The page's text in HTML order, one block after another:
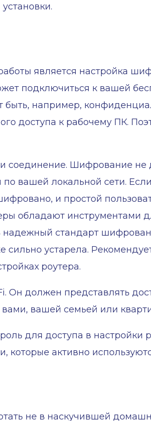
является настройка
подключиться к вашей
быть, например,
доступа к рабочему ПК.
соединение. Шифрование не
вашей локальной сети.
и простой
обладают инструментами
надежный стандарт
сильно устарела.
роутера.
Он должен представлять
вашей семьей или
для доступа в настройки
которые активно
не в наскучившей